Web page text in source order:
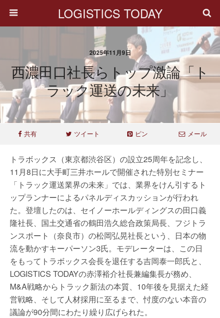
LOGISTICS TODAY
2025年11月9日
西濃田口社長らトップ激論「ト
ラック運送の未来」
共有 ツイート ピン メール
トラボックス（東京都渋谷区）の設立25周年を記念し、
11月8日に大手町三井ホールで開催された特別セミナー
「トラック運送業界の未来」では、業界をけん引するト
ップランナーによるパネルディスカッションが行われ
た。登壇したのは、セイノーホールディングスの田口義
隆社長、国土交通省の鶴田浩久総合政策局長、フジトラ
ンスポート（奈良市）の松岡弘晃社長という、日本の物
流を動かすキーパーソン3氏。モデレーターは、この日
をもってトラボックス会長を退任する吉岡泰一郎氏と、
LOGISTICS TODAYの赤澤裕介社長兼編集長が務め、
M&A戦略からトラック新法の本質、10年後を見据えた経
営戦略、そして人材採用に至るまで、忖度のない本音の
議論が90分間にわたり繰り広げられた。